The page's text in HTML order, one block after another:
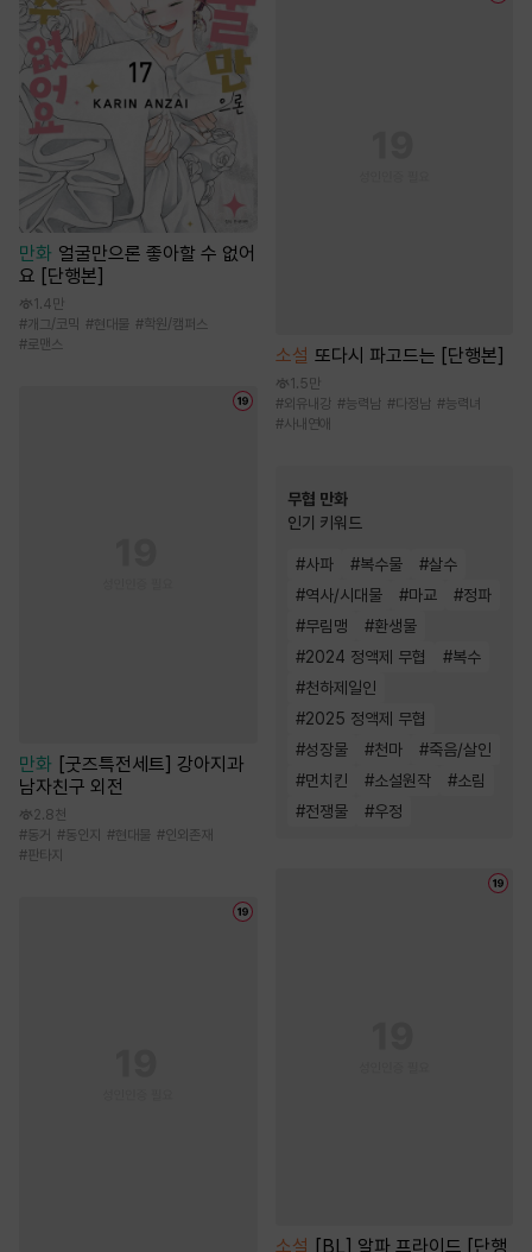
만화 얼굴만으론 좋아할 수 없어
요 [단행본]
1.4만
# 개그/코믹 #현대물 #학원/캠퍼스
#로맨스
만화 [굿즈특전세트] 강아지과
남자친구 외전
2.8천
#동거 #동인지 #현대물 #인외존재
#판타지
소설 또다시 파고드는 [단행본]
1.5만
#외유내강 #능력남 #다정남 #능력녀
#사내연애
무협 만화
인기 키워드
#사파 #복수물 #살수
#역사/시대물 #마교 #정파
#무림맹 #환생물
#2024 정액제 무협 #복수
#천하제일인
#2025 정액제 무협
#성장물 #천마 #죽음/살인
#먼치킨 #소설원작 #소림
#전쟁물 #우정
소설
[BL] 알파 프라이드 [단행